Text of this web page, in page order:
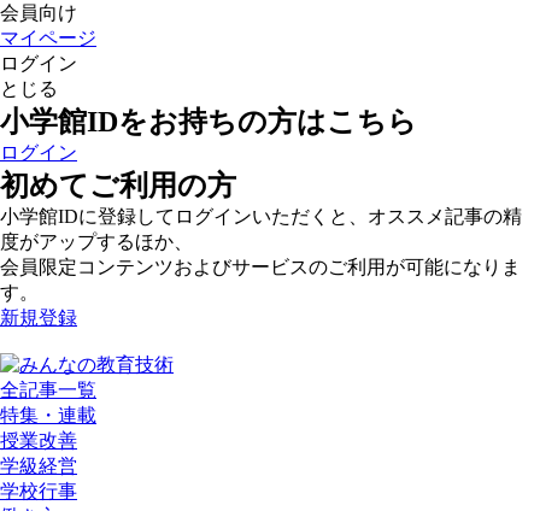
会員向け
マイページ
ログイン
とじる
小学館IDをお持ちの方はこちら
ログイン
初めてご利用の方
小学館IDに登録してログインいただくと、オススメ記事の精
度がアップするほか、
会員限定コンテンツおよびサービスのご利用が可能になりま
す。
新規登録
全記事一覧
特集・連載
授業改善
学級経営
学校行事